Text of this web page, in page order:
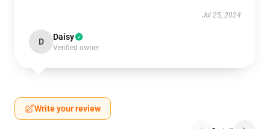
Jul 25, 2024
D Daisy
Verified owner
Write your review